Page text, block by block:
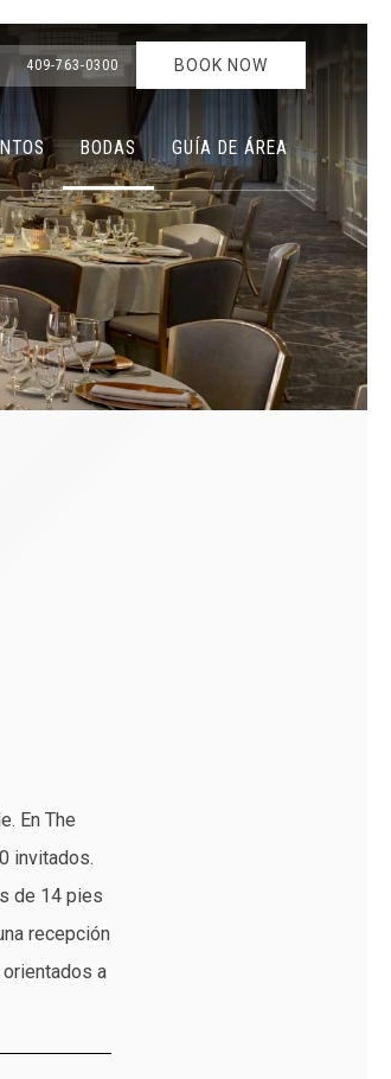
409-763-0300 BOOK NOW
BODAS GUÍA DE ÁREA
En The
invitados.
de 14 pies
recepción
a